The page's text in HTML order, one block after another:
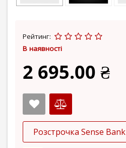
В наявності
Рейтинг:
2 695.00 ₴
Розстрочка Sense Bank